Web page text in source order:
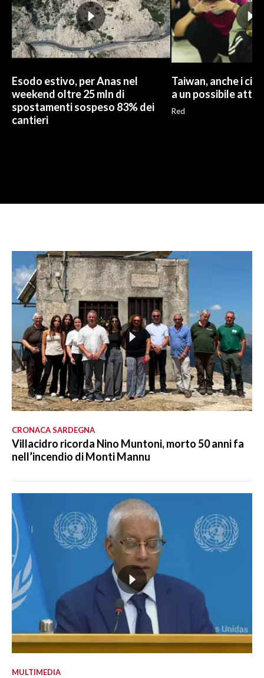
Esodo estivo, per Anas nel
weekend oltre 25 mln di
spostamenti sospeso 83% dei
cantieri
Taiwan, anche i
a un possibile
Red
CRONACA SARDEGNA
Villacidro ricorda Nino Muntoni, morto 50 anni fa
nell’incendio di Monti Mannu
MULTIMEDIA